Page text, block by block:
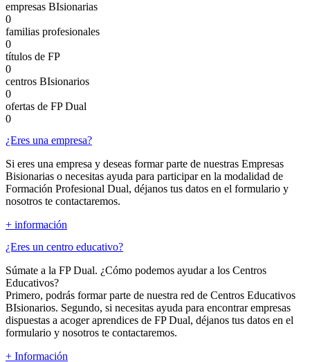
empresas BIsionarias
0
familias profesionales
0
títulos de FP
0
centros BIsionarios
0
ofertas de FP Dual
0
¿Eres una empresa?
Si eres una empresa y deseas formar parte de nuestras Empresas
Bisionarias o necesitas ayuda para participar en la modalidad de
Formación Profesional Dual, déjanos tus datos en el formulario y
nosotros te contactaremos.
+ información
¿Eres un centro educativo?
Súmate a la FP Dual. ¿Cómo podemos ayudar a los Centros
Educativos?
Primero, podrás formar parte de nuestra red de Centros Educativos
BIsionarios. Segundo, si necesitas ayuda para encontrar empresas
dispuestas a acoger aprendices de FP Dual, déjanos tus datos en el
formulario y nosotros te contactaremos.
+ Información